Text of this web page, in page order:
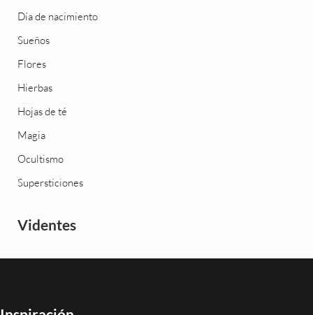
Día de nacimiento
Sueños
Flores
Hierbas
Hojas de té
Magia
Ocultismo
Supersticiones
Videntes